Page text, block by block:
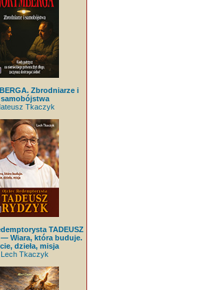
Zbrodniarze i
samobójstwa
Tkaczyk
TADEUSZ
— Wiara, która buduje.
dzieła, misja
Lech Tkaczyk